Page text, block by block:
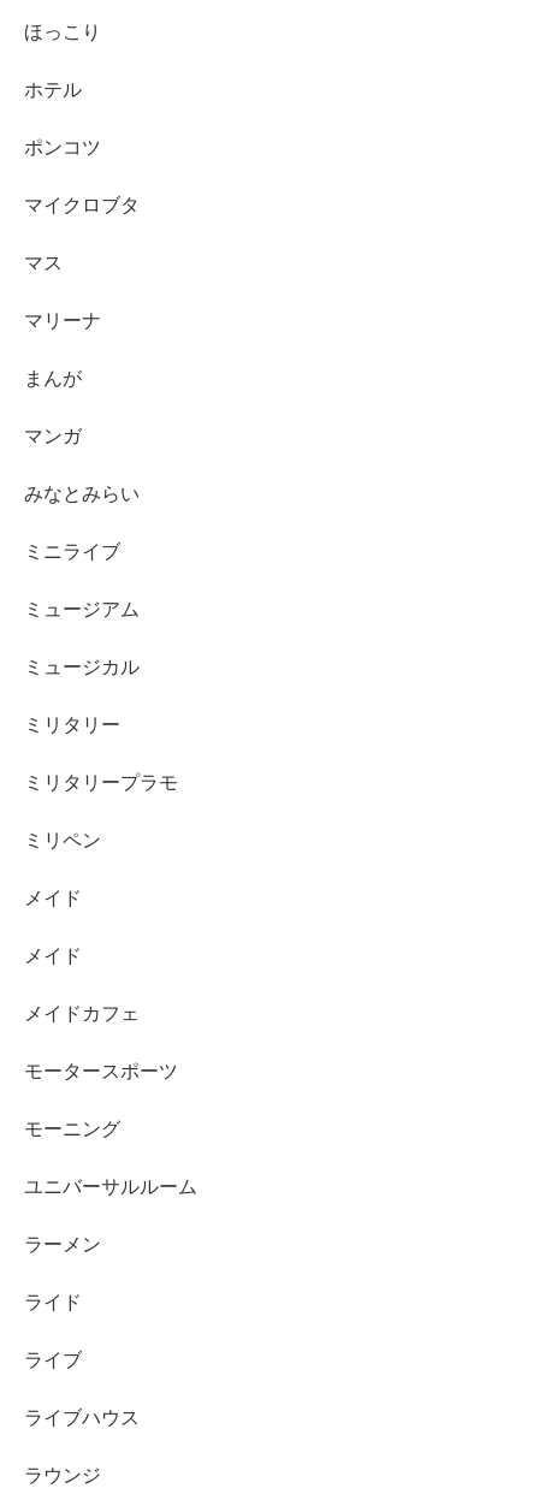
ほっこり
ホテル
ポンコツ
マイクロブタ
マス
マリーナ
まんが
マンガ
みなとみらい
ミニライブ
ミュージアム
ミュージカル
ミリタリー
ミリタリープラモ
ミリペン
メイド
メイド
メイドカフェ
モータースポーツ
モーニング
ユニバーサルルーム
ラーメン
ライド
ライブ
ライブハウス
ラウンジ